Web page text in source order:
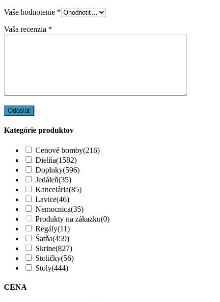
Vaše hodnotenie *
Vaša recenzia *
Kategórie produktov
Cenové bomby(216)
Dielňa(1582)
Doplnky(596)
Jedáleň(35)
Kancelária(85)
Lavice(46)
Nemocnica(35)
Produkty na zákazku(0)
Regály(11)
Šatňa(459)
Skrine(827)
Stoličky(56)
Stoly(444)
CENA